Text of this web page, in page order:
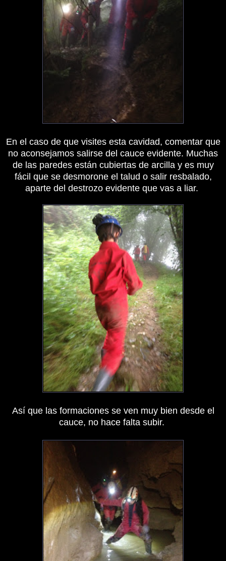
En el caso de que visites esta cavidad, comentar que
no aconsejamos salirse del cauce evidente. Muchas
de las paredes están cubiertas de arcilla y es muy
fácil que se desmorone el talud o salir resbalado,
aparte del destrozo evidente que vas a liar.
Así que las formaciones se ven muy bien desde el
cauce, no hace falta subir.